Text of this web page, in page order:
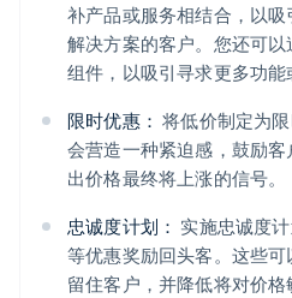
补产品或服务相结合，以
解决方案的客户。您还可
组件，以吸引寻求更多功能
限时优惠： 将低价制定为
会营造一种紧迫感，鼓励
出价格最终将上涨的信号。
忠诚度计划： 实施忠诚度
等优惠奖励回头客。这些
留住客户，并降低将对价